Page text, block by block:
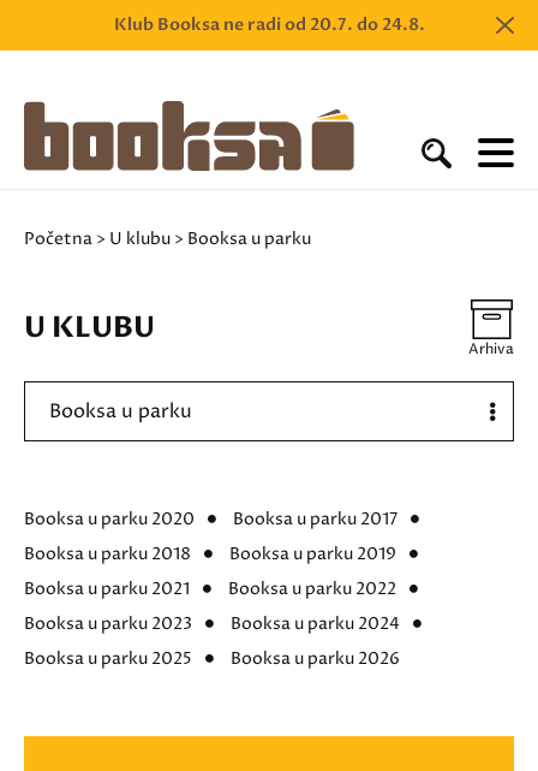
Klub Booksa ne radi od 20.7. do 24.8.
Početna > U klubu > Booksa u parku
U KLUBU
Booksa u parku
Arhiva
Booksa u parku 2020
Booksa u parku 2017
Booksa u parku 2018
Booksa u parku 2019
Booksa u parku 2021
Booksa u parku 2022
Booksa u parku 2023
Booksa u parku 2024
Booksa u parku 2025
Booksa u parku 2026